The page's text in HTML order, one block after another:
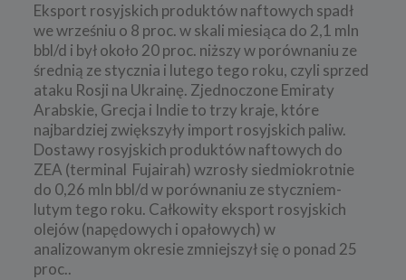
Eksport rosyjskich produktów naftowych spadł
we wrześniu o 8 proc. w skali miesiąca do 2,1 mln
bbl/d i był około 20 proc. niższy w porównaniu ze
średnią ze stycznia i lutego tego roku, czyli sprzed
ataku Rosji na Ukrainę. Zjednoczone Emiraty
Arabskie, Grecja i Indie to trzy kraje, które
najbardziej zwiększyły import rosyjskich paliw.
Dostawy rosyjskich produktów naftowych do
ZEA (terminal Fujairah) wzrosły siedmiokrotnie
do 0,26 mln bbl/d w porównaniu ze styczniem-
lutym tego roku. Całkowity eksport rosyjskich
olejów (napędowych i opałowych) w
analizowanym okresie zmniejszył się o ponad 25
proc..